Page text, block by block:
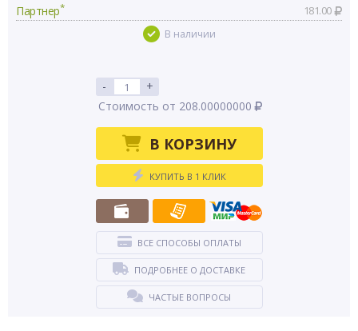
Партнер* 181.00
В наличии
-
+
Стоимость от 208.00000000
В КОРЗИНУ
КУПИТЬ В 1 КЛИК
ВСЕ СПОСОБЫ ОПЛАТЫ
ПОДРОБНЕЕ О ДОСТАВКЕ
ЧАСТЫЕ ВОПРОСЫ